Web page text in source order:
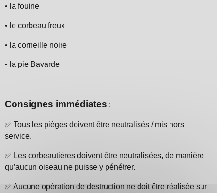
• la fouine
• le corbeau freux
• la corneille noire
• la pie Bavarde
Consignes immédiates :
✅ Tous les pièges doivent être neutralisés / mis hors
service.
✅ Les corbeautières doivent être neutralisées, de manière
qu’aucun oiseau ne puisse y pénétrer.
✅ Aucune opération de destruction ne doit être réalisée sur